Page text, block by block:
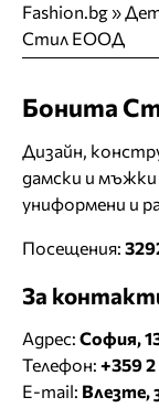
Fashion.bg»
Стил ЕООД
Бонита
Дизайн,
дамски и
униформени и
Посещения:
За
Адрес: София,
Телефон: +359
E-mail: Влезте,